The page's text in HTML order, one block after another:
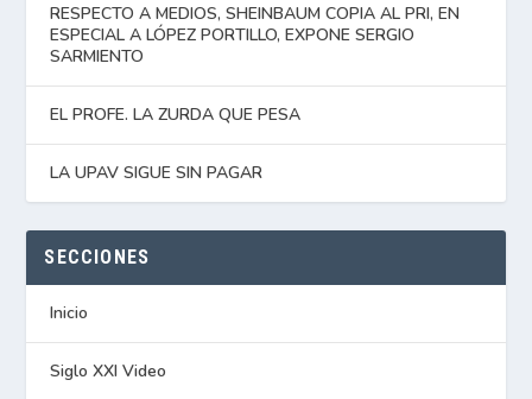
RESPECTO A MEDIOS, SHEINBAUM COPIA AL PRI, EN
ESPECIAL A LÓPEZ PORTILLO, EXPONE SERGIO
SARMIENTO
EL PROFE. LA ZURDA QUE PESA
LA UPAV SIGUE SIN PAGAR
SECCIONES
Inicio
Siglo XXI Video